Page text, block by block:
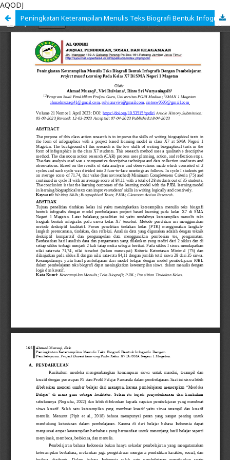
AQODJ
Peningkatan Keterampilan Menulis Teks Biografi Bentuk Infografis Dengan Pembelajaran Project Based Learning Pada Kelas X7 Di SMA Negeri 1 Magetan